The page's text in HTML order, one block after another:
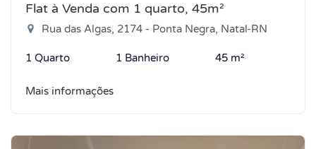
Flat à Venda com 1 quarto, 45m²
Rua das Algas, 2174 - Ponta Negra, Natal-RN
1 Quarto 1 Banheiro 45 m²
Mais informações